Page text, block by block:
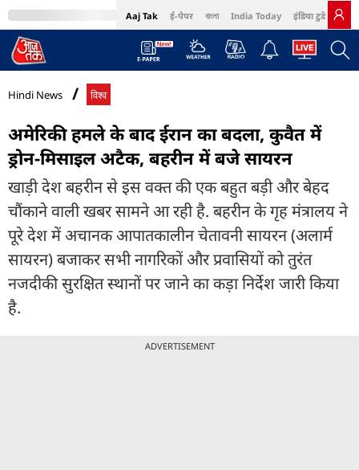
Aaj Tak ई-पेपर বাংলা India Today इंडिया टुडे हिंदी
MumbaiTak Cosmopolitan Harper's Bazaar Northeast
Hindi News विश्व
अमेरिकी हमले के बाद ईरान का बदला, कुवैत में
ड्रोन-मिसाइल अटैक, बहरीन में बजे सायरन
खाड़ी देश बहरीन से इस वक्त की एक बहुत बड़ी और बेहद
चौंकाने वाली खबर सामने आ रही है. बहरीन के गृह मंत्रालय ने
पूरे देश में अचानक आपातकालीन चेतावनी सायरन (अलार्म
सायरन) बजाकर सभी नागरिकों और प्रवासियों को तुरंत
नजदीकी सुरक्षित स्थानों पर जाने का कड़ा निर्देश जारी किया
है.
ADVERTISEMENT